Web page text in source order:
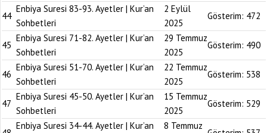
44
Enbiya Suresi 83-93. Ayetler | Kur’an
Sohbetleri
2 Eylül
2025
Gösterim: 472
45
Enbiya Suresi 71-82. Ayetler | Kur’an
Sohbetleri
29 Temmuz
2025
Gösterim: 490
46
Enbiya Suresi 51-70. Ayetler | Kur’an
Sohbetleri
22 Temmuz
2025
Gösterim: 538
47
Enbiya Suresi 45-50. Ayetler | Kur’an
Sohbetleri
15 Temmuz
2025
Gösterim: 529
Enbiya Suresi 34-44. Ayetler | Kur’an 8 Temmuz